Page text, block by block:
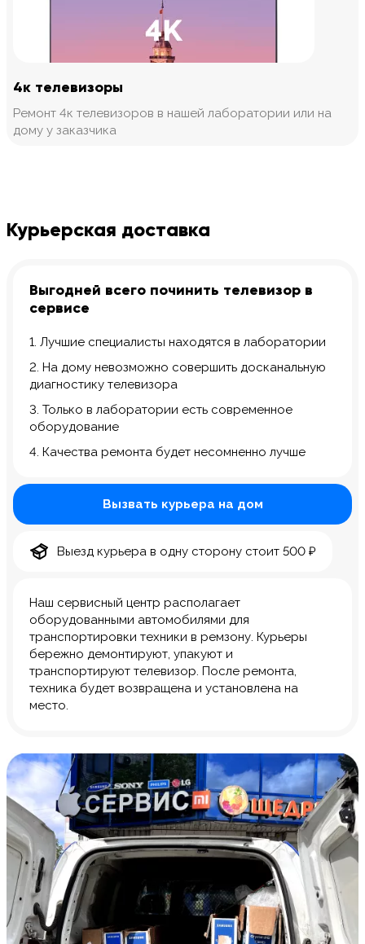
4к телевизоры
Ремонт 4к телевизоров в нашей лаборатории или на
дому у заказчика
Курьерская доставка
Выгодней всего починить телевизор в
сервисе
1. Лучшие специалисты находятся в лаборатории
2. На дому невозможно совершить досканальную
диагностику телевизора
3. Только в лаборатории есть современное
оборудование
4. Качества ремонта будет несомненно лучше
Наш сервисный центр располагает
оборудованными автомобилями для
транспортировки техники в ремзону. Курьеры
бережно демонтируют, упакуют и
транспортируют телевизор. После ремонта,
техника будет возвращена и установлена на
место.
Вызвать курьера на дом
Выезд курьера в одну сторону стоит 500 ₽